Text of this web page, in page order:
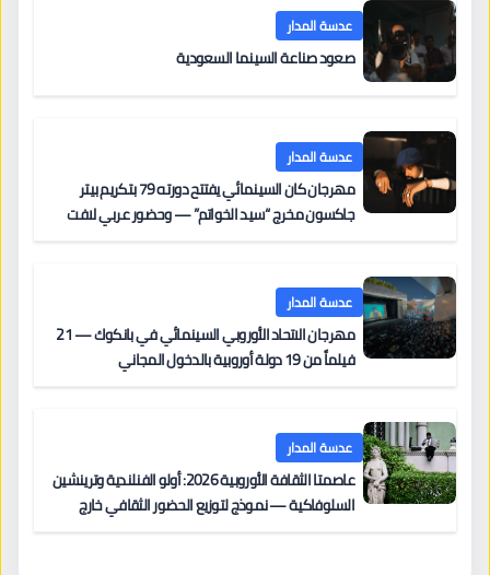
عدسة المدار
صعود صناعة السينما السعودية
عدسة المدار
مهرجان كان السينمائي يفتتح دورته 79 بتكريم بيتر
جاكسون مخرج “سيد الخواتم” — وحضور عربي لافت
عدسة المدار
مهرجان الاتحاد الأوروبي السينمائي في بانكوك — 21
فيلماً من 19 دولة أوروبية بالدخول المجاني
عدسة المدار
عاصمتا الثقافة الأوروبية 2026: أولو الفنلندية وترينشين
السلوفاكية — نموذج لتوزيع الحضور الثقافي خارج